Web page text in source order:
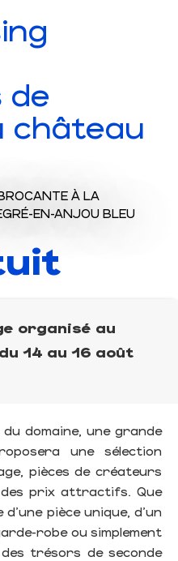
de
château
À LA
EN-ANJOU BLEU
organisé au
14 au 16 août
domaine, une grande
une sélection
pièces de créateurs
prix attractifs. Que
pièce unique, d'un
robe ou simplement
trésors de seconde